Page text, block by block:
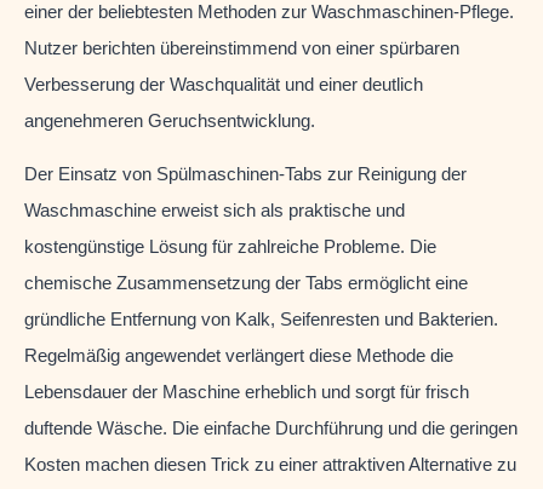
einer der beliebtesten Methoden zur Waschmaschinen-Pflege.
Nutzer berichten übereinstimmend von einer spürbaren
Verbesserung der Waschqualität und einer deutlich
angenehmeren Geruchsentwicklung.
Der Einsatz von Spülmaschinen-Tabs zur Reinigung der
Waschmaschine erweist sich als praktische und
kostengünstige Lösung für zahlreiche Probleme. Die
chemische Zusammensetzung der Tabs ermöglicht eine
gründliche Entfernung von Kalk, Seifenresten und Bakterien.
Regelmäßig angewendet verlängert diese Methode die
Lebensdauer der Maschine erheblich und sorgt für frisch
duftende Wäsche. Die einfache Durchführung und die geringen
Kosten machen diesen Trick zu einer attraktiven Alternative zu